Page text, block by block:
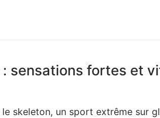
sensations fortes et
skeleton, un sport extrême sur